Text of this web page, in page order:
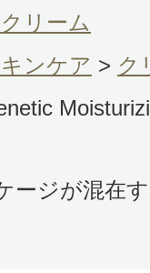
リーム
ンケア > ク
ージが混在